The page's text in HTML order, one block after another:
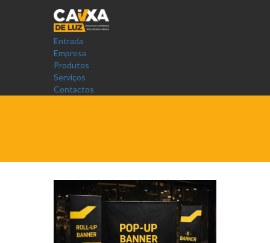
Entrada
Empresa
Produtos
Serviços
Contactos